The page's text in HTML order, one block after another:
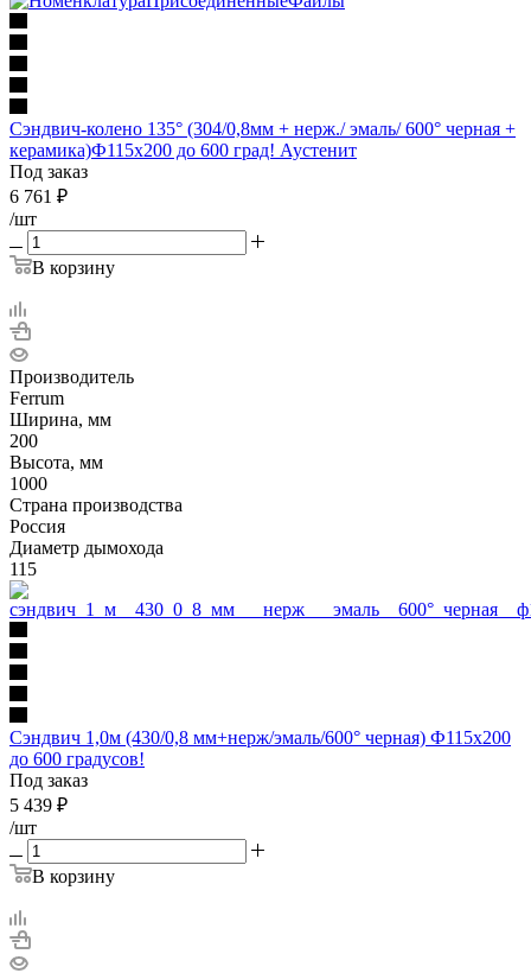
Сэндвич-колено 135° (304/0,8мм + нерж./ эмаль/ 600° черная +
керамика)Ф115х200 до 600 град! Аустенит
Под заказ
6 761 ₽
/шт
В корзину
Производитель
Ferrum
Ширина, мм
200
Высота, мм
1000
Страна производства
Россия
Диаметр дымохода
115
Сэндвич 1,0м (430/0,8 мм+нерж/эмаль/600° черная) Ф115х200
до 600 градусов!
Под заказ
5 439 ₽
/шт
В корзину